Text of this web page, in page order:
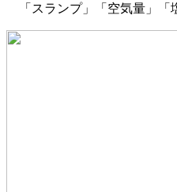
「スランプ」「空気量」「